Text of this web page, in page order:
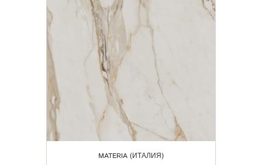
MATERIA (ИТАЛИЯ)